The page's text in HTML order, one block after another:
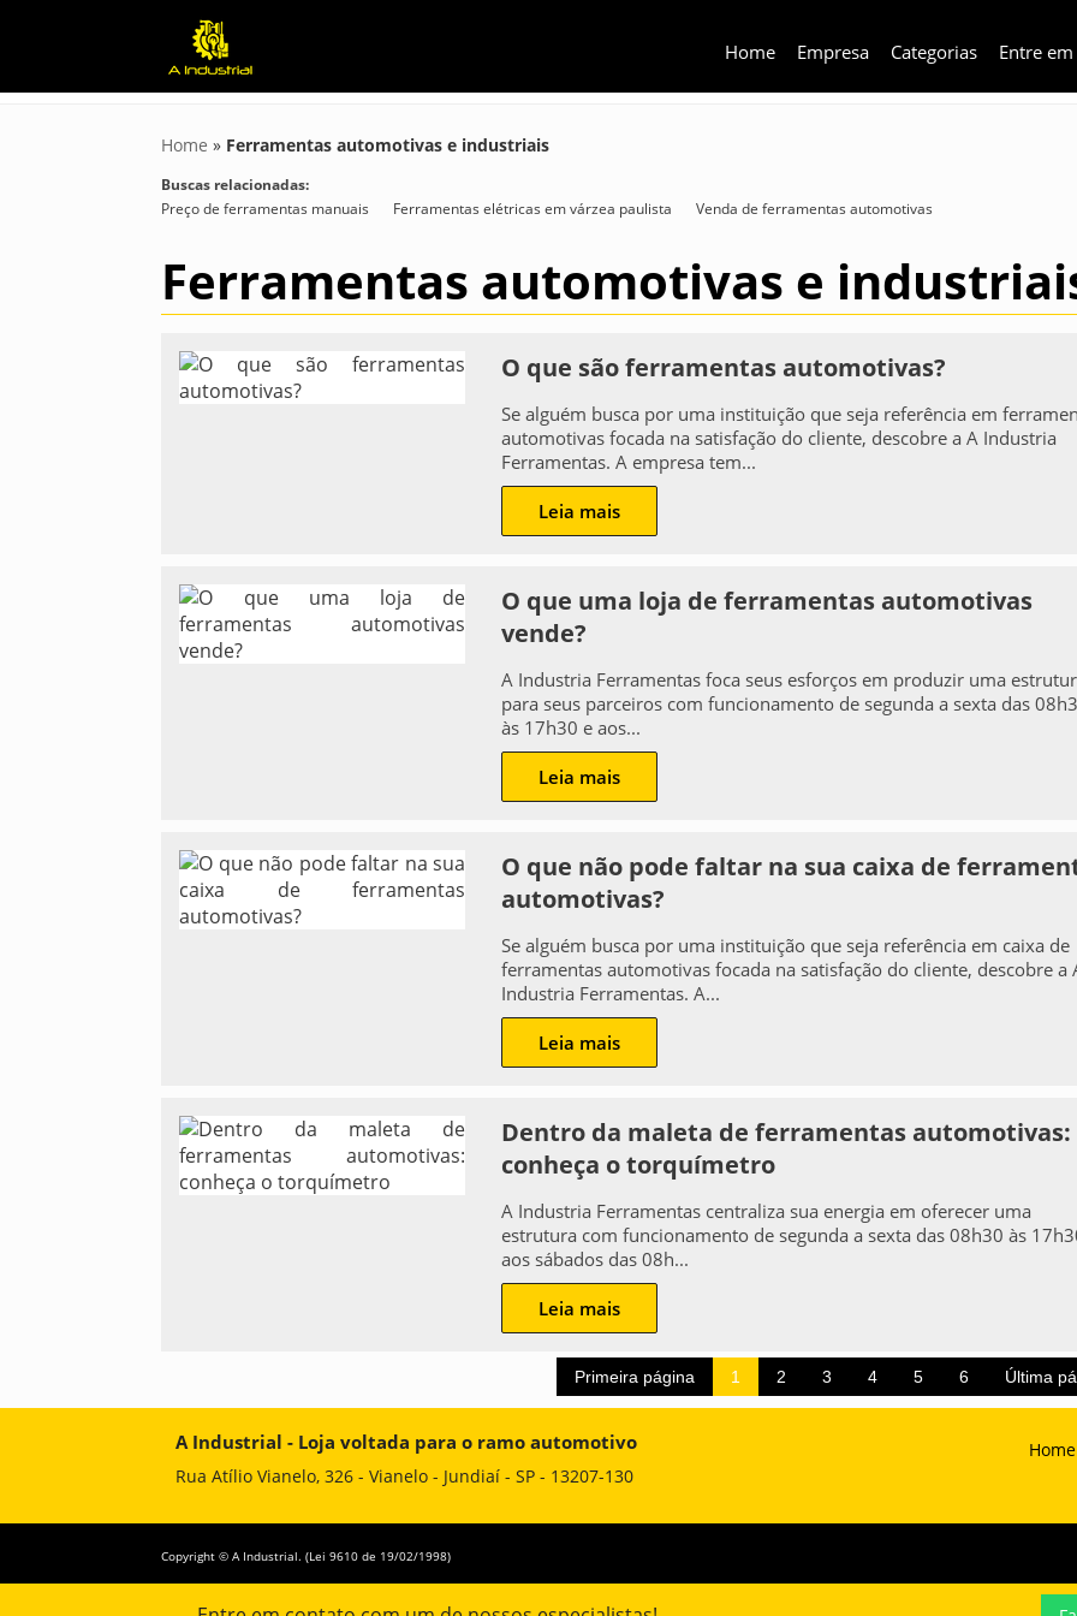
Home Empresa Categorias Entre
Home » Ferramentas automotivas e industriais
Buscas relacionadas:
Preço de ferramentas manuais
Ferramentas elétricas em várzea paulista Venda de ferramentas automotivas
Ferramentas automotivas e
O que são ferramentas automotivas?
Se alguém busca por uma instituição que seja referência em
automotivas focada na satisfação do cliente, descobre a A Industria
Ferramentas. A empresa tem...
Leia mais
O que uma loja de ferramentas automotivas
vende?
A Industria Ferramentas foca seus esforços em produzir uma
para seus parceiros com funcionamento de segunda a sexta das
às 17h30 e aos...
Leia mais
O que não pode faltar na sua caixa de
automotivas?
Se alguém busca por uma instituição que seja referência em caixa de
ferramentas automotivas focada na satisfação do cliente, descobre a
Industria Ferramentas. A...
Leia mais
Dentro da maleta de ferramentas automotivas:
conheça o torquímetro
A Industria Ferramentas centraliza sua energia em oferecer uma
estrutura com funcionamento de segunda a sexta das 08h30 às
aos sábados das 08h...
Leia mais
Primeira página 1 2 3 4 5 6 Última
A Industrial - Loja voltada para o ramo automotivo
Rua Atílio Vianelo, 326 - Vianelo - Jundiaí - SP - 13207-130
Home
Copyright © A Industrial. (Lei 9610 de 19/02/1998)